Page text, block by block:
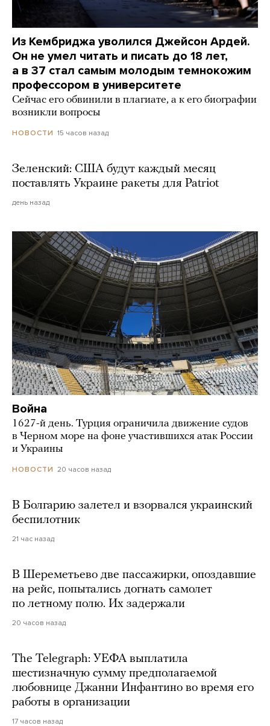
Из Кембриджа уволился Джейсон Ардей.
Он не умел читать и писать до 18 лет,
а в 37 стал самым молодым темнокожим
профессором в университете
Сейчас его обвинили в плагиате, а к его биографии
возникли вопросы
НОВОСТИ 15 часов назад
Зеленский: США будут каждый месяц
поставлять Украине ракеты для Patriot
день назад
Война
1627-й день. Турция ограничила движение судов
в Черном море на фоне участившихся атак России
и Украины
НОВОСТИ 20 часов назад
В Болгарию залетел и взорвался украинский
беспилотник
21 час назад
В Шереметьево две пассажирки, опоздавшие
на рейс, попытались догнать самолет
по летному полю. Их задержали
20 часов назад
The Telegraph: УЕФА выплатила
шестизначную сумму предполагаемой
любовнице Джанни Инфантино во время его
работы в организации
17 часов назад